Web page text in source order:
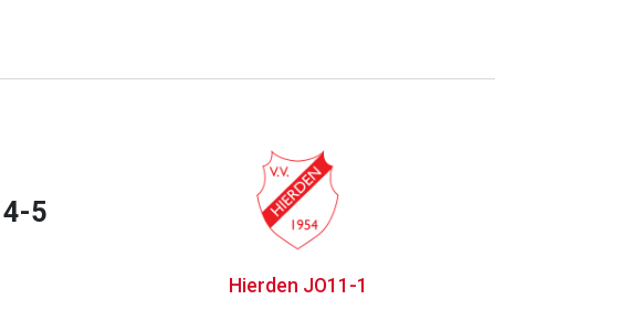
4-5
Hierden JO11-1